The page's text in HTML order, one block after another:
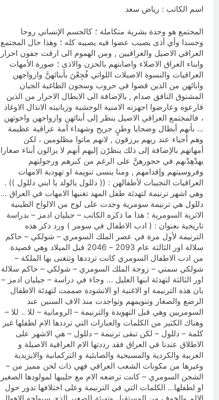
من الجولاني (ح 5) (لو تغفلون عن
أسلحتكم وأمتعتكم فيميلون عليكم ميلة
12 ساعة Ago
اسم الكاتب : رياض سعد
المجتمع هو وحدة بشرية متكاملة ؛ كالجسم الإنساني روحا
وجسدا وأي أذى يصيب عضوا فيه يصيبه كله ؛ وهذا حال المجتمع
العراقي الاصيل والعراقيين , ومن الهموم الى ارقت جفون احرار
وابناء العراق الاصلاء واصابتهم بالحزن والاذى ؛ صورة الأمهات
العراقيات والنسوة الاصيلات اللواتي فُجِعْنَ بأبنائهنَّ وازواجهن
وابائهن من الذين قضوا في حروب وسجون الطاغية الجبان
المشنوق النافق صدام , بالإضافة الى الابطال الاحرار من الذين
قارعوه وعارضوا اجهزته الامنية الوحشية وزبانيته الانذال الاوغاد
، فالمجتمع العراقي الاصيل ينظر إلى أبنائهن وازواجهن واخوتهن
… بأنهم أبطال وضحايا وطنٍ جريح وشهداء أمة عراقية عظيمة
وهم أحياء عند ربهم يرزقون , لانهم ماتوا مظلومين ، لكن
أمهاتهم بالإضافة إلى ذلك ينظرْن إليهم أنهم لا يزالون أبناء صغارا
يهدْهِدْنهم في حجورهنَّ على الرغم من كبرهم ورجولتهم
وفروسيتهم وإقدامهم , ومنا ينسى تنويمة او تهودية الامهات
العراقيات النجيبات لأطفالهن : (( دللول يالولد يا ابني دللول )) .
وهي اشهر ترنيمة لتهدئة طفل المهد تغنيها الامهات في العراق …
دللول هي ترنيمة سومرية وجدت على لوح من الالواح الطينية
الاثرية السومرية ؛ هذا ما ذكره الكاتب – جيليان ادمز – بدراسة
تاريخية بعنوان : ( ادب الاطفال في سومر ) ورد ذكر هذه
الترنيمة لأول مرة في عصر الملك السومري – شولكي – حاكم
سلالة اور الثالثة عام 2093 – 2046 قبل الميلاد وهي قصيدة
من ادب الاطفال السومري كانت ترددها وتتغنى بها الملكة –
شولكي سمتي – زوجة الملك السومري – شولكي – حاكم سلالة
اور الثالثة لتهدئة ابنها العليل … وجاء في دراسة – جيليان ادمز –
بان هذه الترنيمة او الاغنية او الانشودة صممت لتهدئة الاطفال
الرضع والصغار وتنويمهم وتواجدت منذ الاف السنين عند
السومريين وهي قبل التهويدة والترنيمة – الرومانية – للا .. للا –
وهناك الكثير من الكلمات والعبارات التي ترددها الام لطفلها غير
كلمة – دللول – لكن تبقى ترنيمة – دللول – هي الاشهر على
الاطلاق عندنا في العراق فقد رددتها الام العراقية الاصيلة و
العربية والكردية والمسيحية والصابئية و التركمانية والايزيدية
وغيرها من مكونات الشعب العراقي فهي ذات لحن مميز من –
الشجن السومري – كانت ترضعه الام مع حليبها لمولودها الصغير
او لطفلها… الكلمات التي في الترنيمة وعلى اختلافها تدور حول